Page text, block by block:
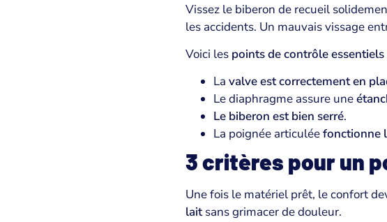
Vissez le biberon de recueil
les accidents. Un mauvais vissage
Voici les points de contrôle essentiels
La valve est correctement en
Le diaphragme assure une
Le biberon est bien serré.
La poignée articuléefonctionne
3 critères pour un
Une fois le matériel prêt, le confort
laitsans grimacer de douleur.